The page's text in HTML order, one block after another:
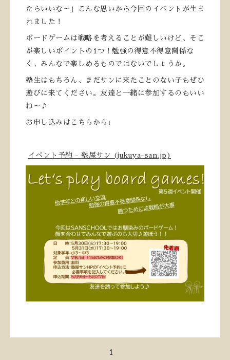
たらいいな～」こんな思いから今回のイベントが生ま
れました！
ボードゲームは戦略を考えることが難しいけど、そこ
が楽しいポイントの1つ！勉強の得意不得意関係な
く、みんなで楽しめるものではないでしょうか。
塾生はもちろん、まだサンに来たことのない子もぜひ
遊びに来てください。友達と一緒に参加するのもいい
ね～♪
お申し込みはこちらから↓
イベント予約 - 塾屋サン (jukuya-san.jp)
1